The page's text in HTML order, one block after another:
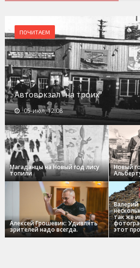
ПОЧИТАЕМ
Автовокзал "на троих"
05-июл, 12:08
Магаданцы на Новый год лису
топили
Новый
Алексей Грошевик: Удивлять
зрителей надо всегда.
так же
этот